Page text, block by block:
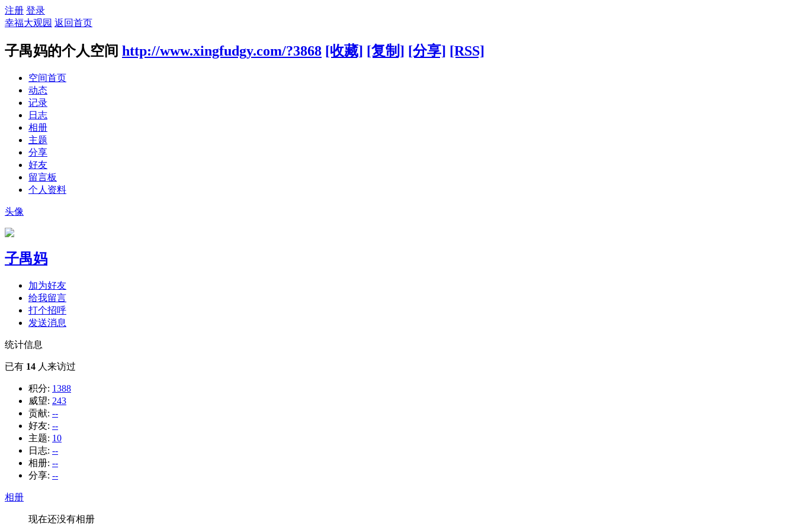
注册 登录
幸福大观园 返回首页
子禺妈的个人空间 http://www.xingfudgy.com/?3868 [收藏] [复制] [分享] [RSS]
空间首页
动态
记录
日志
相册
主题
分享
好友
留言板
个人资料
头像
子禺妈
加为好友
给我留言
打个招呼
发送消息
统计信息
已有 14 人来访过
积分: 1388
威望: 243
贡献: --
好友: --
主题: 10
日志: --
相册: --
分享: --
相册
现在还没有相册